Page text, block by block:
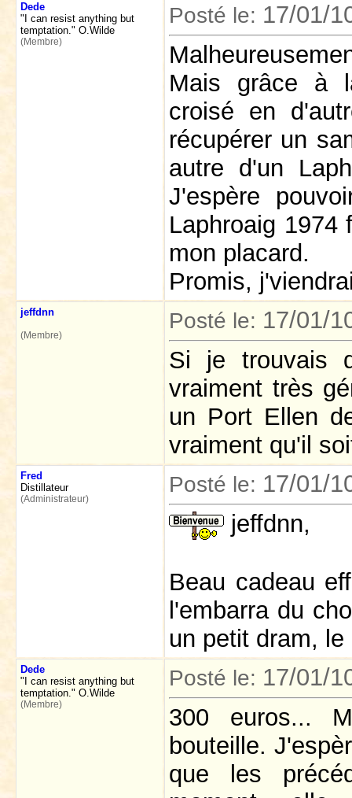
Dede
"I can resist anything but
temptation." O.Wilde
(Membre)
Posté le: 17/01/
Mais grâce à
croisé en
récupérer un
autre d'un
J'espère
Laphroaig 1974
mon placard.
Promis,
jeffdnn
(Membre)
Posté le: 17/01/
Si je trouvais
vraiment très
un Port Ellen
vraiment qu'il
Fred
Distillateur
(Administrateur)
Posté le: 17/01/
jeffdnn,
Beau cadeau
l'embarra du
un petit dram,
Dede
"I can resist anything but
temptation." O.Wilde
(Membre)
Posté le: 17/01/
300 euros...
bouteille.
que les